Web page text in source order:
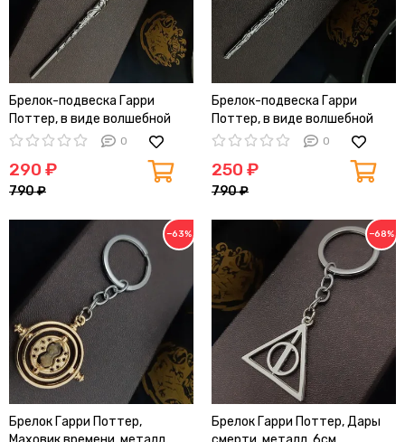
Брелок-подвеска Гарри
Поттер, в виде волшебной
палочки Гермионы Грейнджер,
0
290 ₽
790 ₽
Брелок-подвеска Гарри
Поттер, в виде волшебной
палочки Гарри Поттера, 12см
0
250 ₽
790 ₽
−63%
Брелок Гарри Поттер,
−68%
Брелок Гарри Поттер, Дары